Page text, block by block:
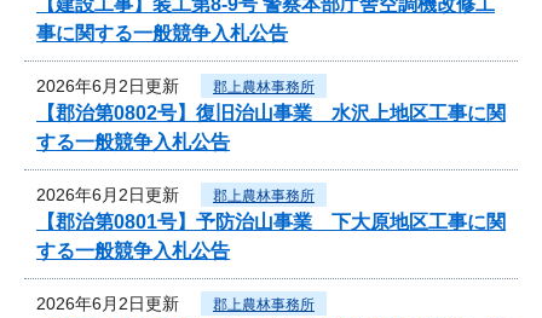
事に関する一般競争入札公告
2026年6月2日更新 郡上農林事務所
【郡治第0802号】復旧治山事業 水沢上地区工事に関
する一般競争入札公告
2026年6月2日更新 郡上農林事務所
【郡治第0801号】予防治山事業 下大原地区工事に関
する一般競争入札公告
2026年6月2日更新 郡上農林事務所